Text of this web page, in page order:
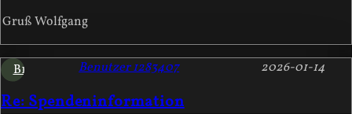
Gruß Wolfgang
B1
Re: Spendeninformation
2026-01-14
Benutzer 1283407